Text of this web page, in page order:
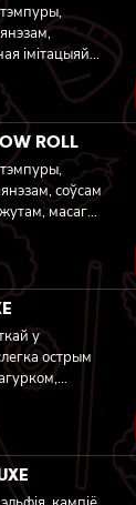
імітацыяй
ROLL
соўсам
масага,
і
у
острым